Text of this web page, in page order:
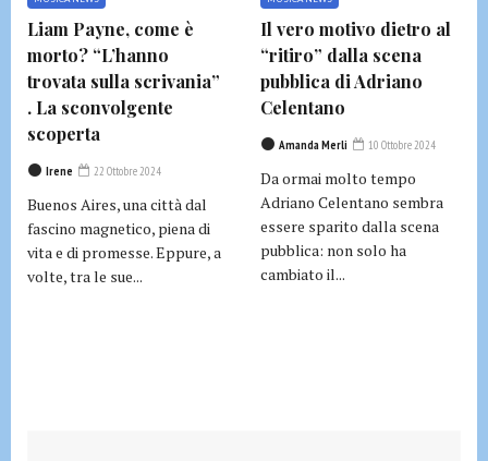
Liam Payne, come è
morto? “L’hanno
trovata sulla scrivania”
. La sconvolgente
scoperta
Irene 22 Ottobre 2024
Buenos Aires, una città dal
fascino magnetico, piena di
vita e di promesse. Eppure, a
volte, tra le sue...
Il vero motivo dietro al
“ritiro” dalla scena
pubblica di Adriano
Celentano
Amanda Merli 10 Ottobre 2024
Da ormai molto tempo
Adriano Celentano sembra
essere sparito dalla scena
pubblica: non solo ha
cambiato il...